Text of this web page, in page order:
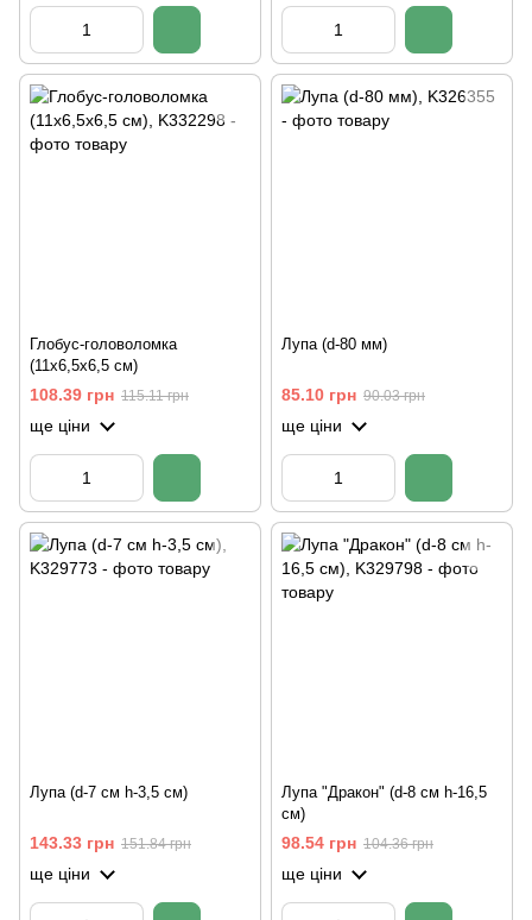
Глобус-головоломка
(11х6,5х6,5 см)
108.39 грн 115.11 грн
ще ціни
Лупа (d-80 мм)
85.10 грн 90.03 грн
ще ціни
Лупа (d-7 см h-3,5 см)
143.33 грн 151.84 грн
ще ціни
Лупа "Дракон" (d-8 см h-16,5
см)
98.54 грн 104.36 грн
ще ціни